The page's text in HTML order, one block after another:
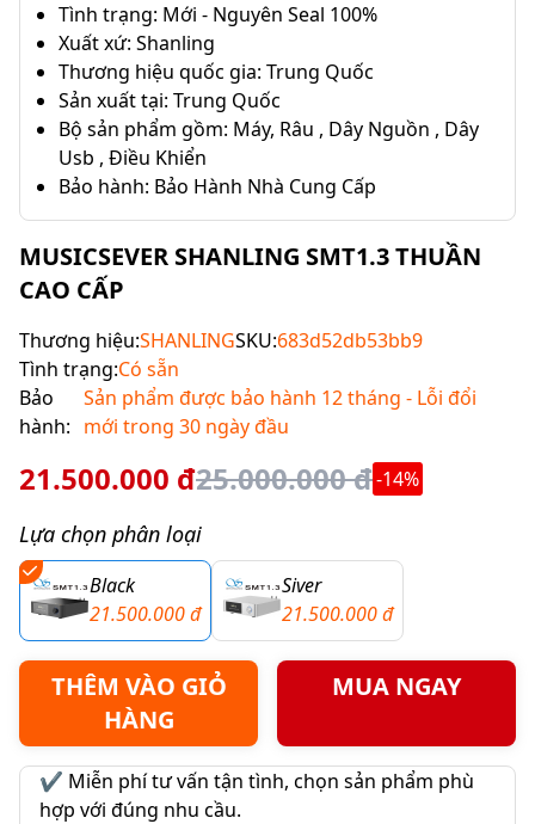
Tình trạng: Mới - Nguyên Seal 100%
Xuất xứ: Shanling
Thương hiệu quốc gia: Trung Quốc
Sản xuất tại: Trung Quốc
Bộ sản phẩm gồm: Máy, Râu , Dây Nguồn , Dây
Usb , Điều Khiển
Bảo hành: Bảo Hành Nhà Cung Cấp
MUSICSEVER SHANLING SMT1.3 THUẦN
CAO CẤP
Thương hiệu:SHANLINGSKU:683d52db53bb9
Tình trạng:Có sẵn
Bảo
hành:
Sản phẩm được bảo hành 12 tháng - Lỗi đổi
mới trong 30 ngày đầu
21.500.000 đ25.000.000 đ-14%
Lựa chọn phân loại
Black
21.500.000 đ
Siver
21.500.000 đ
THÊM VÀO GIỎ
HÀNG
MUA NGAY
✔️ Miễn phí tư vấn tận tình, chọn sản phẩm phù
hợp với đúng nhu cầu.